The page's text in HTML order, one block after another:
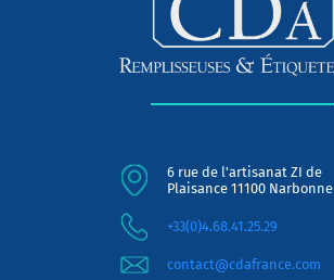
6 rue de l'artisanat ZI de
Plaisance 11100 Narbonne
+33(0)4.68.41.25.29
contact@cdafrance.com